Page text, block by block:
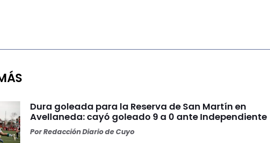
Dura goleada para la Reserva de San Martín en
Avellaneda: cayó goleado 9 a 0 ante Independiente
PorRedacción Diario de Cuyo